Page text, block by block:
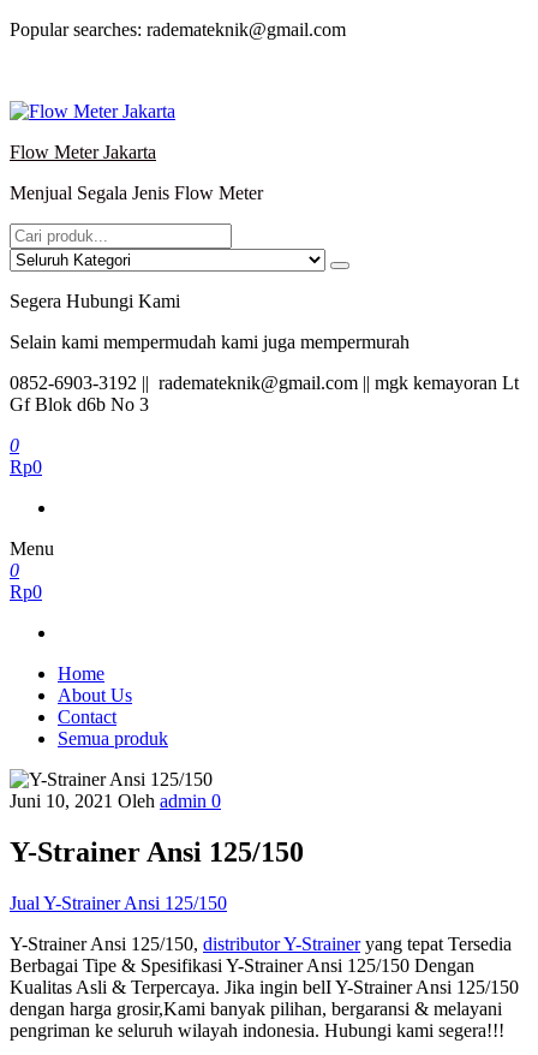
Lompat
Popular searches: rademateknik@gmail.com
Flow Meter Jakarta
Menjual Segala Jenis Flow Meter
Segera Hubungi Kami
Selain kami mempermudah kami juga mempermurah
0852-6903-3192 || rademateknik@gmail.com || mgk kemayoran Lt
Gf Blok d6b No 3
0
Rp0
Menu
0
Rp0
Home
About Us
Contact
Semua produk
Juni 10, 2021 Oleh admin 0
Y-Strainer Ansi 125/150
Jual Y-Strainer Ansi 125/150
Y-Strainer Ansi 125/150, distributor Y-Straineryang tepat Tersedia
Berbagai Tipe & Spesifikasi Y-Strainer Ansi 125/150 Dengan
Kualitas Asli & Terpercaya. Jika ingin belI Y-Strainer Ansi 125/150
dengan harga grosir,Kami banyak pilihan, bergaransi & melayani
pengriman ke seluruh wilayah indonesia. Hubungi kami segera!!!